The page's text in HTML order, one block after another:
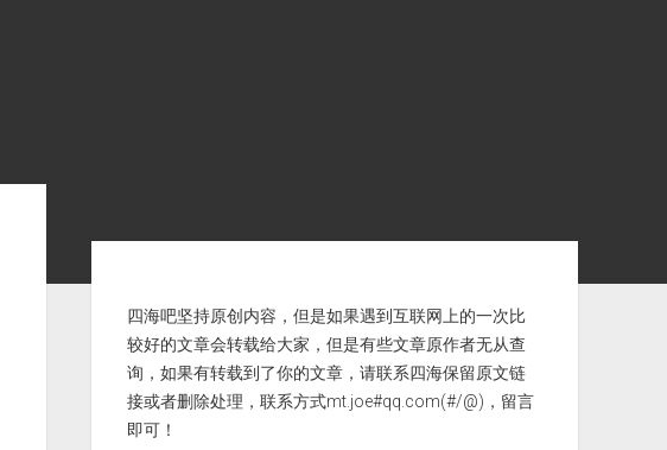
四海吧坚持原创内容，但是如果遇到互联网上的一次比
较好的文章会转载给大家，但是有些文章原作者无从查
询，如果有转载到了你的文章，请联系四海保留原文链
接或者删除处理，联系方式mt.joe#qq.com(#/@)，留言
即可！